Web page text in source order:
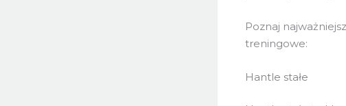
Poznaj
treningowe:
Hantle stałe